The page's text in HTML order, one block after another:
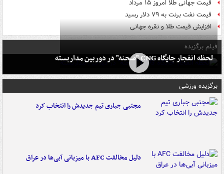
قیمت جهانی طلا امروز ۱۵ مرداد
قیمت نفت برنت به ۷۹ دلار رسید
افزایش قیمت طلا و نقره جهانی
فیلم برگزیده
لحظه انفجار جایگاه CNG "صحنه" در دوربین مداربسته
برگزیده ورزشی
مجتبی جباری تیم جدیدش را انتخاب کرد
دلیل مخالفت AFC با میزبانی آبی‌ها در عراق